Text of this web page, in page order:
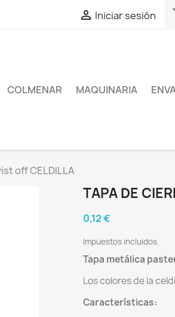
 Iniciar sesión
COLMENAR MAQUINARIA
off CELDILLA
TAPA DE
0,12 €
Impuestos incluidos
Tapa metálica
Los colores de la
Características: